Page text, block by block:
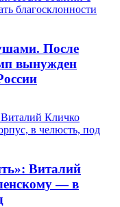
После
вынужден
Виталий
— в